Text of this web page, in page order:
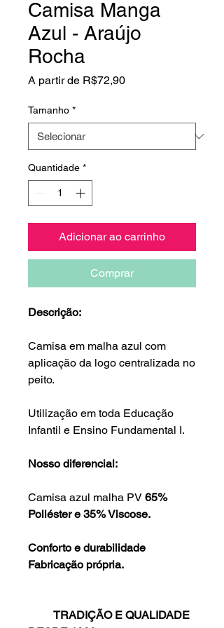
Camisa Manga
Azul - Araújo
Rocha
A partir de R$72,90Preço
Tamanho *
Quantidade *
Adicionar ao carrinho
Comprar
Descrição:
Camisa em malha azul com
aplicação da logo centralizada no
peito.
Utilização em toda Educação
Infantil e Ensino Fundamental I.
Nosso diferencial:
Camisa azul malha PV 65%
Poliéster e 35% Viscose.
Conforto e durabilidade
Fabricação própria.
TRADIÇÃO E QUALIDADE